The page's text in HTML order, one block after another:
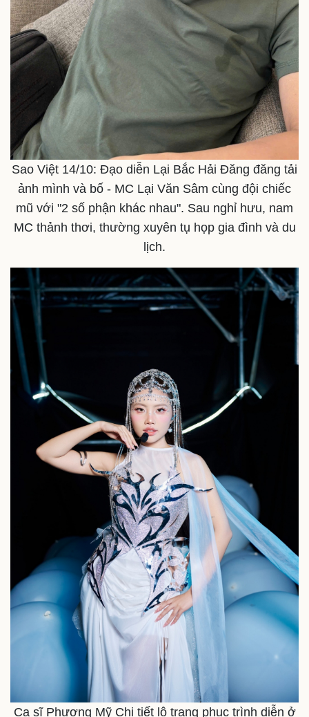
Thế giới
Quan sát
Cuộc sống đó đây
Multimedia
Video
Ảnh
E-Magazine
Infographic
Bất động sản
Khởi nghiệp
Thị trường
Giá vàng
Tiêu dùng
Tỷ giá
Chứng khoán
Giá cà phê
Sao Việt 14/10: Đạo diễn Lại Bắc Hải Đăng đăng tải
ảnh mình và bố - MC Lại Văn Sâm cùng đội chiếc
mũ với "2 số phận khác nhau". Sau nghỉ hưu, nam
MC thảnh thơi, thường xuyên tụ họp gia đình và du
lịch.
Ca sĩ Phương Mỹ Chi tiết lộ trang phục trình diễn ở